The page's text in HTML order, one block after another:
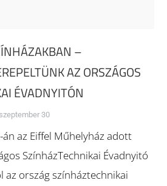
–
AZ ORSZÁGOS
ÉVADNYITÓN
30
az Eiffel Műhelyház adott
SzínházTechnikai Évadnyitó
az ország színháztechnikai